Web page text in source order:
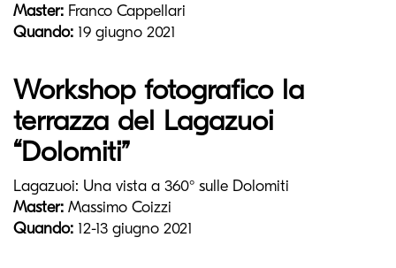
Master: Franco Cappellari
Quando: 19 giugno 2021
Workshop fotografico la
terrazza del Lagazuoi
“Dolomiti”
Lagazuoi: Una vista a 360° sulle Dolomiti
Master: Massimo Coizzi
Quando: 12-13 giugno 2021